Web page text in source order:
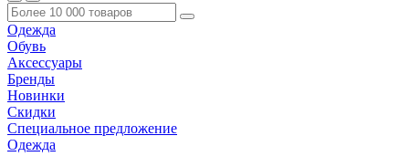
Одежда
Обувь
Аксессуары
Бренды
Новинки
Скидки
Специальное предложение
Одежда